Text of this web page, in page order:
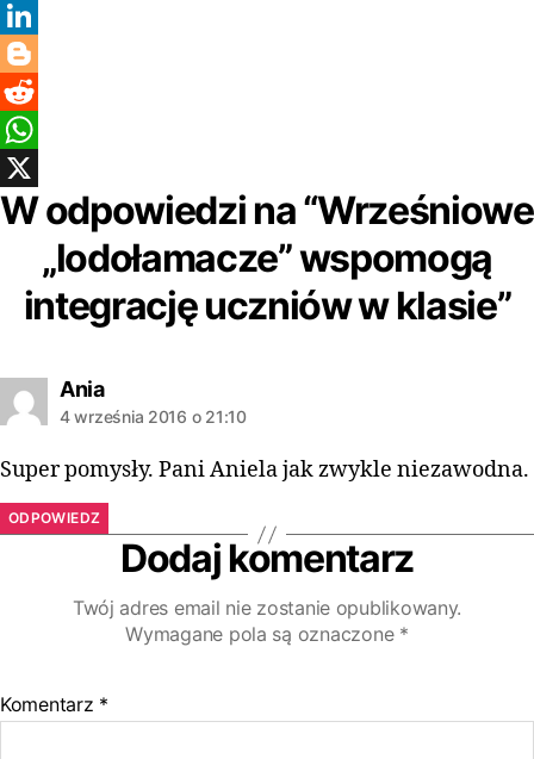
F
a
c
e
b
o
L
i
n
k
e
B
o
g
R
e
d
W
h
X
W odpowiedzi na “Wrześniowe
„lodołamacze” wspomogą
integrację uczniów w klasie”
Ania
4 września 2016 o 21:10
Super pomysły. Pani Aniela jak zwykle niezawodna.
ODPOWIEDZ
Dodaj komentarz
Twój adres email nie zostanie opublikowany.
Wymagane pola są oznaczone *
Komentarz *